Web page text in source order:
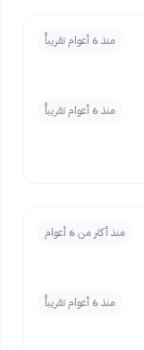
منذ 6 أعوام تقريباً
منذ 6 أعوام تقريباً
منذ أكثر من 6 أعوام
منذ 6 أعوام تقريباً